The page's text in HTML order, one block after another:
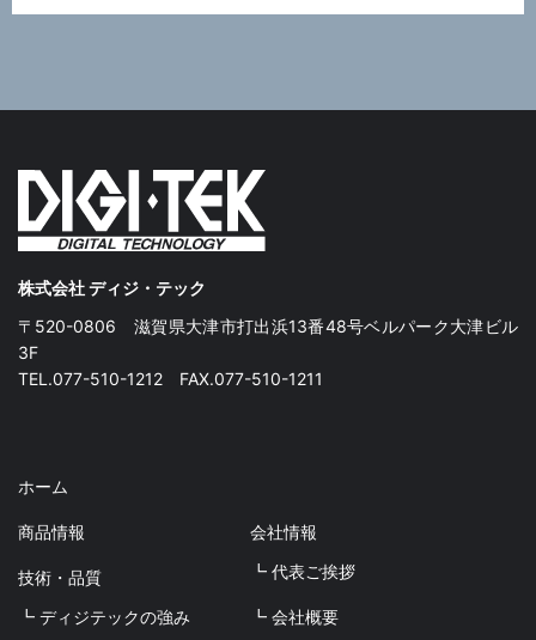
株式会社 ディジ・テック
〒520-0806 滋賀県大津市打出浜13番48号ベルパーク大津ビル
3F
TEL.077-510-1212 FAX.077-510-1211
ホーム
商品情報
技術・品質
┗ ディジテックの強み
会社情報
┗ 代表ご挨拶
┗ 会社概要